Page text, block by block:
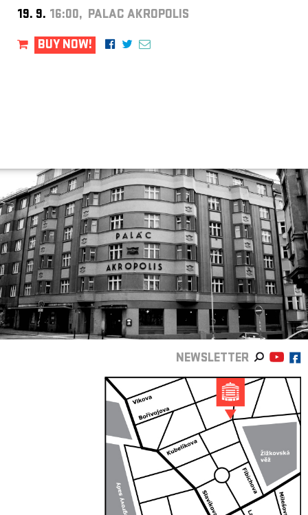
19. 9. 16:00, PALAC AKROPOLIS
BUY NOW!
NEWSLETTER